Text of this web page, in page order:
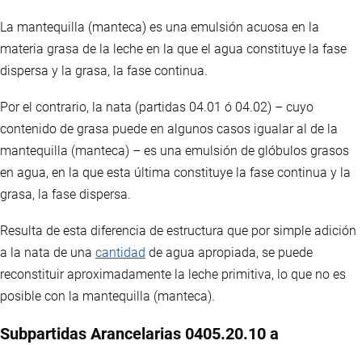
La mantequilla (manteca) es una emulsión acuosa en la
materia grasa de la leche en la que el agua constituye la fase
dispersa y la grasa, la fase continua.
Por el contrario, la nata (partidas 04.01 ó 04.02) – cuyo
contenido de grasa puede en algunos casos igualar al de la
mantequilla (manteca) – es una emulsión de glóbulos grasos
en agua, en la que esta última constituye la fase continua y la
grasa, la fase dispersa.
Resulta de esta diferencia de estructura que por simple adición
a la nata de una cantidad de agua apropiada, se puede
reconstituir aproximadamente la leche primitiva, lo que no es
posible con la mantequilla (manteca).
Subpartidas Arancelarias 0405.20.10 a